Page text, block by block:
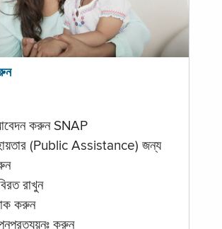
করুন SNAP
(Public Assistance) জন্য
রাখুন
করুন
করুন